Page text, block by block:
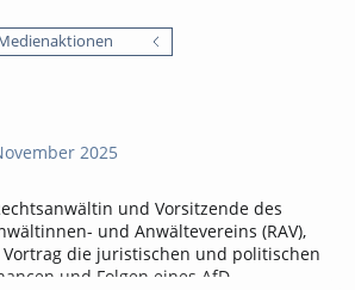
2025
und Vorsitzende des
und Anwältevereins (RAV),
die juristischen und politischen
und Folgen eines AfD-